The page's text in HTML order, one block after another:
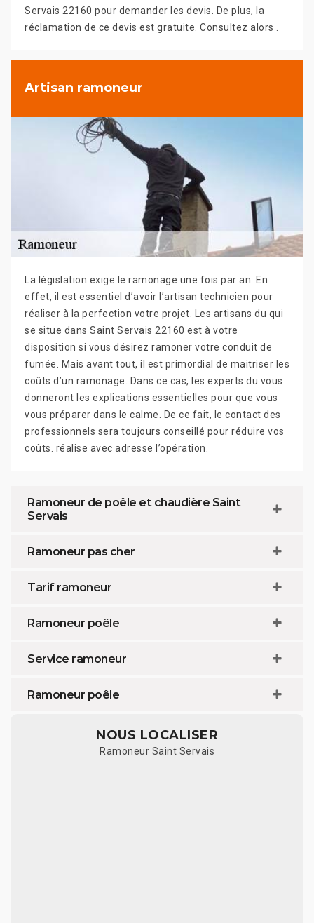
Servais 22160 pour demander les devis. De plus, la
réclamation de ce devis est gratuite. Consultez alors .
Artisan ramoneur
La législation exige le ramonage une fois par an. En
effet, il est essentiel d’avoir l’artisan technicien pour
réaliser à la perfection votre projet. Les artisans du qui
se situe dans Saint Servais 22160 est à votre
disposition si vous désirez ramoner votre conduit de
fumée. Mais avant tout, il est primordial de maitriser les
coûts d’un ramonage. Dans ce cas, les experts du vous
donneront les explications essentielles pour que vous
vous préparer dans le calme. De ce fait, le contact des
professionnels sera toujours conseillé pour réduire vos
coûts. réalise avec adresse l’opération.
Ramoneur de poêle et chaudière Saint
Servais
Ramoneur pas cher
Tarif ramoneur
Ramoneur poêle
Service ramoneur
Ramoneur poêle
NOUS LOCALISER
Ramoneur Saint Servais